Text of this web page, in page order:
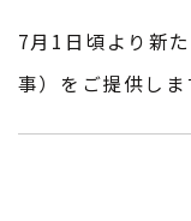
7月1日頃より新
事）をご提供しま